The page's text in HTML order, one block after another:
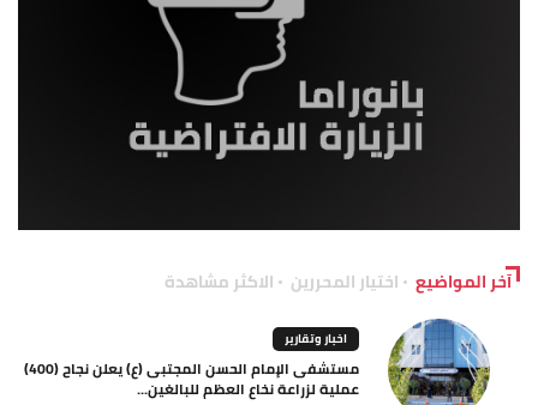
آخر المواضيع اختيار المحررين الاكثر مشاهدة
اخبار وتقارير
مستشفى الإمام الحسن المجتبى (ع) يعلن نجاح (400)
عملية لزراعة نخاع العظم للبالغين...